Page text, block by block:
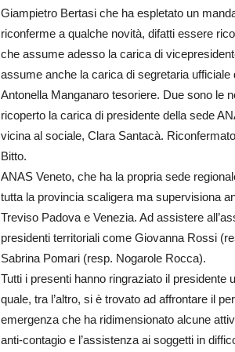
Giampietro Bertasi che ha espletato un
riconferme a qualche novità, difatti essere
che assume adesso la carica di
assume anche la carica di segretaria
Antonella Manganaro tesoriere. Due sono le
ricoperto la carica di presidente della sede
vicina al sociale, Clara Santacà.
Bitto.
ANAS Veneto, che ha la propria sede
tutta la provincia scaligera ma supervisiona
Treviso Padova e Venezia. Ad assistere
presidenti territoriali come Giovanna Rossi
Sabrina Pomari (resp. Nogarole Rocca).
Tutti i presenti hanno ringraziato il presidente
quale, tra l’altro, si è trovato ad affrontare il
emergenza che ha ridimensionato alcune
anti-contagio e l’assistenza ai soggetti in